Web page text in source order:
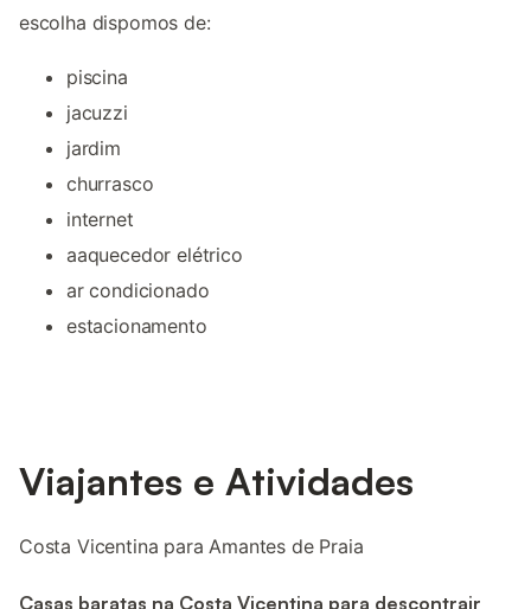
escolha dispomos de:
piscina
jacuzzi
jardim
churrasco
internet
aaquecedor elétrico
ar condicionado
estacionamento
Viajantes e Atividades
Costa Vicentina para Amantes de Praia
Casas baratas na Costa Vicentina para descontrair